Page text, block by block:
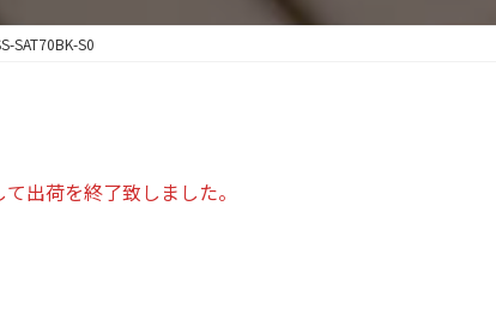
SAT70BK-S0
出荷を終了致しました。